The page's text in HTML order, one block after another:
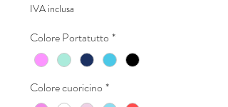
IVA inclusa
Colore Portatutto *
Colore cuoricino *